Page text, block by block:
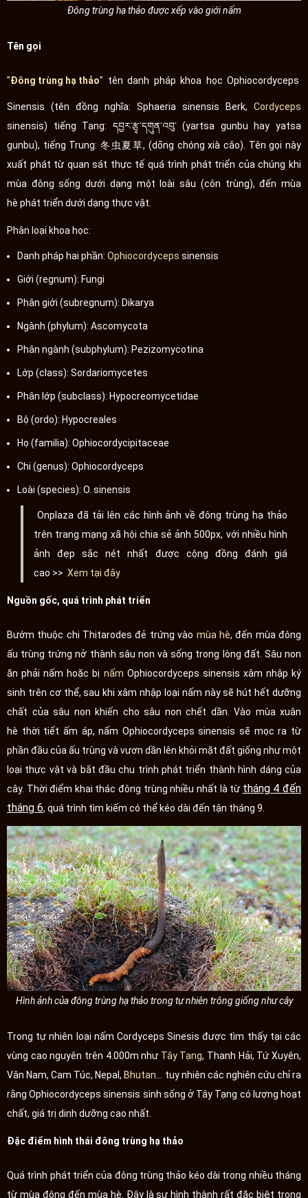
Đông trùng hạ thảo được xếp vào giới nấm
Tên gọi
"Đông trùng hạ thảo" tên danh pháp khoa học Ophiocordyceps
Sinensis (tên đồng nghĩa: Sphaeria sinensis Berk, Cordyceps
sinensis) tiếng Tạng: དབྱར་རྩྭ་དགུན་འབུ་ (yartsa gunbu hay yatsa
gunbu), tiếng Trung: 冬虫夏草, (dōng chóng xià cǎo). Tên gọi này
xuất phát từ quan sát thực tế quá trình phát triển của chúng khi
mùa đông sống dưới dạng một loài sâu (côn trùng), đến mùa
hè phát triển dưới dạng thực vật.
Phân loại khoa học:
Danh pháp hai phần: Ophiocordyceps sinensis
Giới (regnum): Fungi
Phân giới (subregnum): Dikarya
Ngành (phylum): Ascomycota
Phân ngành (subphylum): Pezizomycotina
Lớp (class): Sordariomycetes
Phân lớp (subclass): Hypocreomycetidae
Bộ (ordo): Hypocreales
Họ (familia): Ophiocordycipitaceae
Chi (genus): Ophiocordyceps
Loài (species): O. sinensis
Onplaza đã tải lên các hình ảnh về đông trùng hạ thảo
trên trang mạng xã hội chia sẻ ảnh 500px, với nhiều hình
ảnh đẹp sắc nét nhất được cộng đồng đánh giá
cao >> Xem tại đây
Nguồn gốc, quá trình phát triển
Bướm thuộc chi Thitarodes đẻ trứng vào mùa hè, đến mùa đông
ấu trùng trứng nở thành sâu non và sống trong lòng đất. Sâu non
ăn phải nấm hoặc bị nấm Ophiocordyceps sinensis xâm nhập ký
sinh trên cơ thể, sau khi xâm nhập loại nấm này sẽ hút hết dưỡng
chất của sâu non khiến cho sâu non chết dần. Vào mùa xuân
hè thời tiết ấm áp, nấm Ophiocordyceps sinensis sẽ mọc ra từ
phần đầu của ấu trùng và vươn dần lên khỏi mặt đất giống như một
loại thực vật và bắt đầu chu trình phát triển thành hình dáng của
cây. Thời điểm khai thác đông trùng nhiều nhất là từ tháng 4 đến
tháng 6, quá trình tìm kiếm có thể kéo dài đến tận tháng 9.
Hình ảnh của đông trùng hạ thảo trong tự nhiên trông giống như cây
Trong tự nhiên loại nấm Cordyceps Sinesis được tìm thấy tại các
vùng cao nguyên trên 4.000m như Tây Tạng, Thanh Hải, Tứ Xuyên,
Vân Nam, Cam Túc, Nepal, Bhutan ... tuy nhiên các nghiên cứu chỉ ra
rằng Ophiocordyceps sinensis sinh sống ở Tây Tạng có lượng hoạt
chất, giá trị dinh dưỡng cao nhất.
Đặc điểm hình thái đông trùng hạ thảo
Quá trình phát triển của đông trùng thảo kéo dài trong nhiều tháng
từ mùa đông đến mùa hè. Đây là sự hình thành rất đặc biệt trong